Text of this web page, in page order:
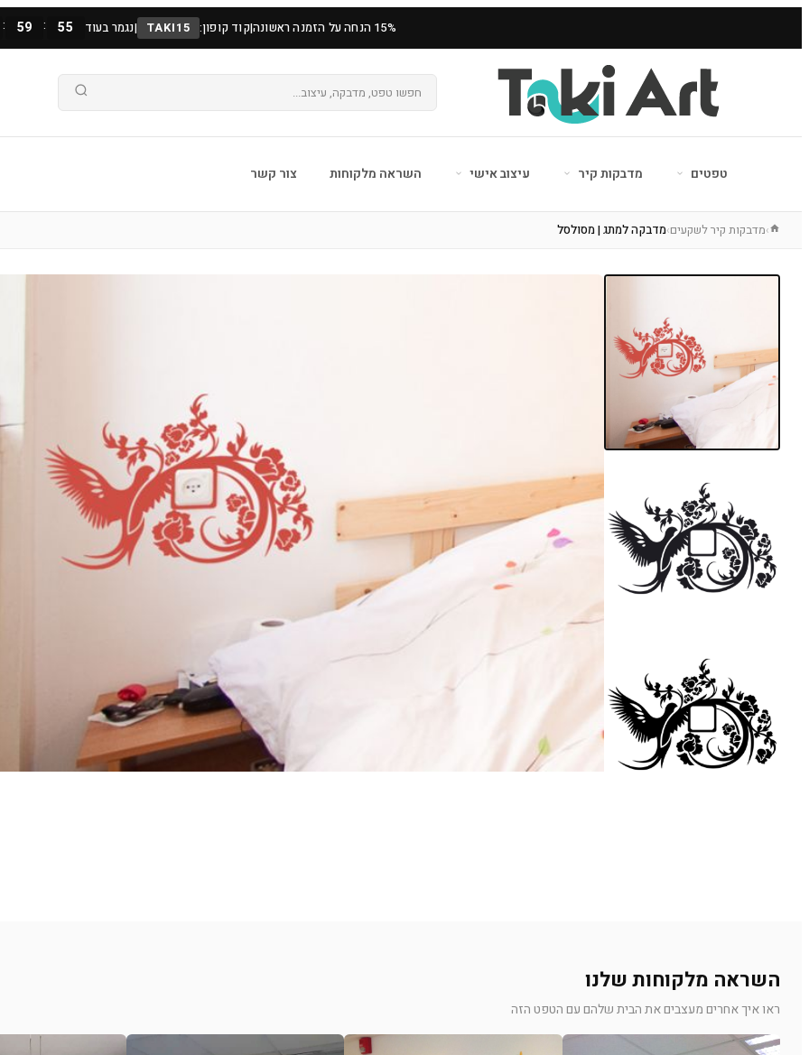
15% הנחה על הזמנה ראשונה |קוד קופון: TAKI15
|נגמר בעוד : 59 : 53
טפטים מדבקות קיר עיצוב אישי השראה מלקוחות צור קשר
›מדבקות קיר לשקעים›מדבקה למתג | מסולסל
השראה מלקוחות שלנו
ראו איך אחרים מעצבים את הבית שלהם עם הטפט הזה